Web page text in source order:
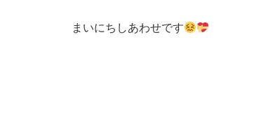
まいにちしあわせです